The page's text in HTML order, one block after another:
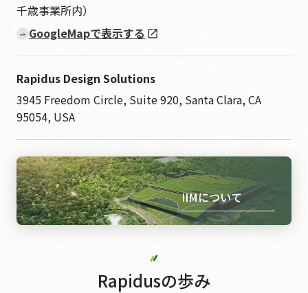
千歳事業所内）
GoogleMapで表示する
Rapidus Design Solutions
3945 Freedom Circle, Suite 920, Santa Clara, CA
95054, USA
IIMについて
Rapidusの歩み